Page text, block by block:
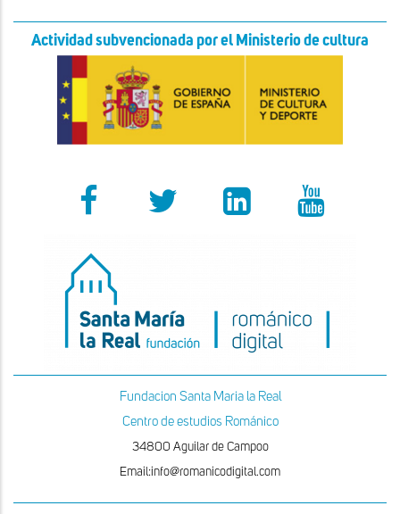
Actividad subvencionada por el Ministerio de cultura
Fundacion Santa Maria la Real
Centro de estudios Románico
34800 Aguilar de Campoo
Email:info@romanicodigital.com